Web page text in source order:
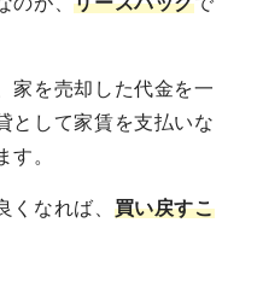
家を売却した代金を一
として家賃を支払いな
す。
くなれば、 買い戻すこ